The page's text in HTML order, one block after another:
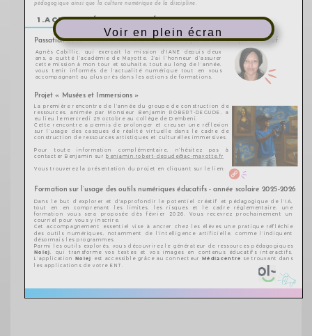
Voir en plein écran